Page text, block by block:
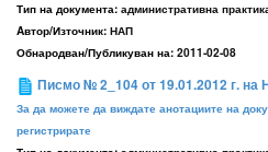
Тип на документа: административна
Aвтор/Източник: НАП
Обнародван/Публикуван на: 2011-02-08
Писмо № 2_104 от 19.01.2012 г. на
За да можете да виждате анотациите на
регистрирате